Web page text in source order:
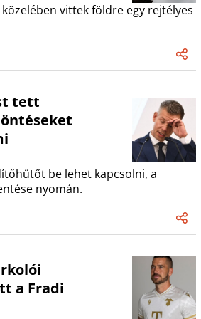
vittek földre egy rejtélyes
tett
be lehet kapcsolni, a
nyomán.
a Fradi